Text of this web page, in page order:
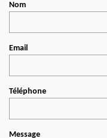
Nom
Email
Téléphone
Message